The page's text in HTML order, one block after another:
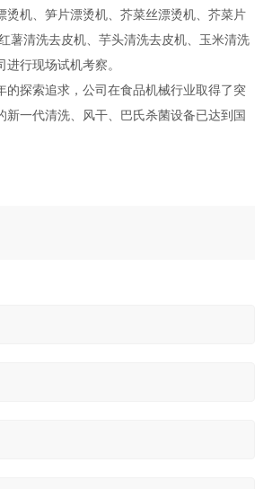
机、笋片漂烫机、芥菜丝漂烫机、芥菜片
薯清洗去皮机、芋头清洗去皮机、玉米清洗
行现场试机考察。
探索追求，公司在食品机械行业取得了突
一代清洗、风干、巴氏杀菌设备已达到国